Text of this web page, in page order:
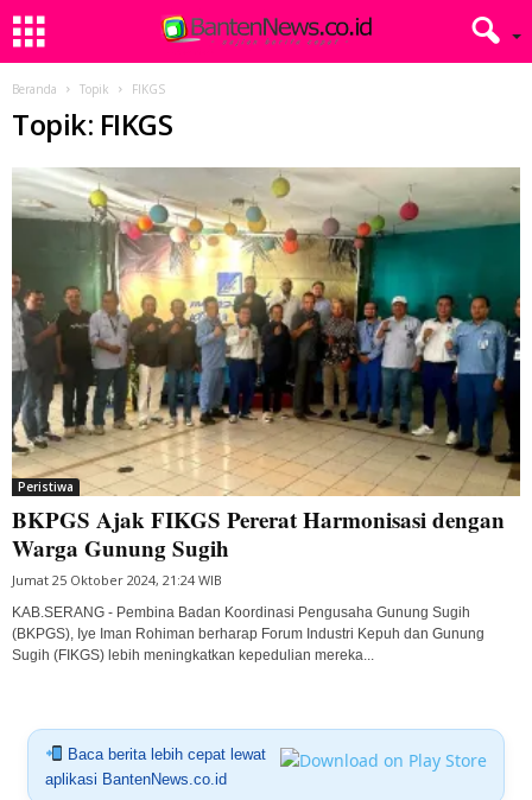
Beranda Topik FIKGS
Topik: FIKGS
Peristiwa
BKPGS Ajak FIKGS Pererat Harmonisasi dengan
Warga Gunung Sugih
Jumat 25 Oktober 2024, 21:24 WIB
KAB.SERANG - Pembina Badan Koordinasi Pengusaha Gunung Sugih
(BKPGS), Iye Iman Rohiman berharap Forum Industri Kepuh dan Gunung
Sugih (FIKGS) lebih meningkatkan kepedulian mereka...
Baca berita lebih cepat lewat
aplikasi BantenNews.co.id